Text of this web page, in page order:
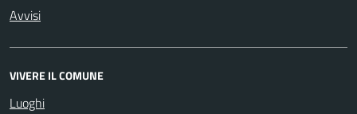
Avvisi
VIVERE IL COMUNE
Luoghi